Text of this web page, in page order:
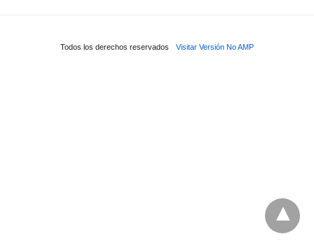
Todos los derechos reservados Visitar Versión No AMP